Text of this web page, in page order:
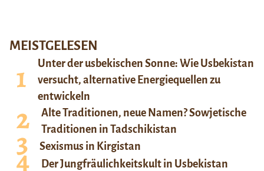
MEISTGELESEN
Unter der usbekischen Sonne: Wie Usbekistan
versucht, alternative Energiequellen zu
entwickeln
Alte Traditionen, neue Namen? Sowjetische
Traditionen in Tadschikistan
Sexismus in Kirgistan
Der Jungfräulichkeitskult in Usbekistan